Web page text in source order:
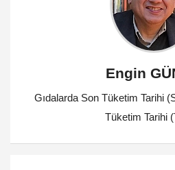
Engin
Gıdalarda Son Tüketim Tarihi
Tüketim Tarihi